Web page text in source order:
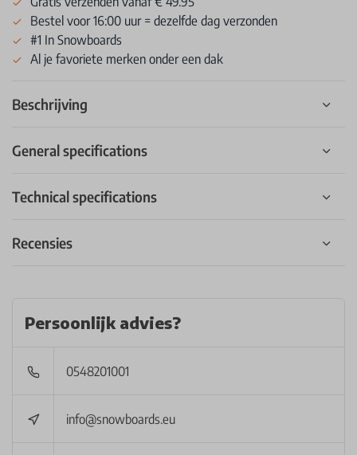
Bestel voor 16:00 uur = dezelfde dag verzonden
#1 In Snowboards
Al je favoriete merken onder een dak
Beschrijving
General specifications
Technical specifications
Recensies
Persoonlijk advies?
0548201001
info@snowboards.eu